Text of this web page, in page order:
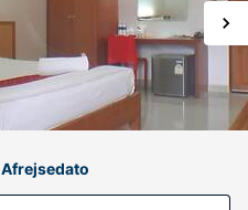
Afrejsedato